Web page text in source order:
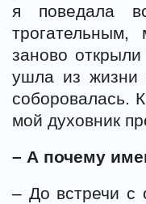
я поведала
заново
ушла из жизни
соборовалась.
мой духовник
– А почему
– До встречи с